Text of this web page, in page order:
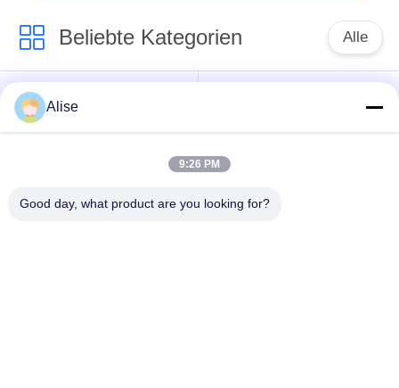
Beliebte Kategorien Alle
Bagger Hydraulic
Motor
Bagger Joystick
Alise
9:26 PM
Good day, what product are you looking for?